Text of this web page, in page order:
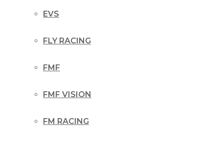
EVS
FLY RACING
FMF
FMF VISION
FM RACING